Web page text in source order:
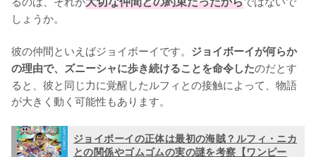
しょうか。
彼の仲間といえばジョイボーイです。 ジョイボーイが何らか
の理由で、ズニーシャに歩き続けることを命令したのだとす
ると、彼と同じ力に覚醒したルフィとの接触によって、物語
が大きく動く可能性もあります。
ジョイボーイの正体は最初の海賊？ルフィ・ニカ
との関係やゴムゴムの実の謎を考察【ワンピー